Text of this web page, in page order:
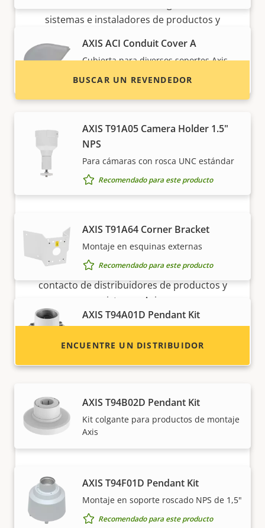
AXIS ACI Conduit Cover A
Cubierta para diversos soportes Axis
Se incluye en este producto
AXIS T91A05 Camera Holder 1.5"
NPS
Para cámaras con rosca UNC estándar
Recomendado para este producto
AXIS T91A64 Corner Bracket
Montaje en esquinas externas
Recomendado para este producto
AXIS T94A01D Pendant Kit
Recomendado para este producto
AXIS T94B02D Pendant Kit
Kit colgante para productos de montaje
Axis
AXIS T94F01D Pendant Kit
Montaje en soporte roscado NPS de 1,5"
Recomendado para este producto
sistemas e instaladores de productos y
BUSCAR UN REVENDEDOR
¿Quiere vender productos Axis?
¿Está interesado en convertirse en
revendedor? Encuentre información de
contacto de distribuidores de productos y
sistemas Axis.
ENCUENTRE UN DISTRIBUIDOR
Hágase socio
¿Es usted un revendedor, distribuidor,